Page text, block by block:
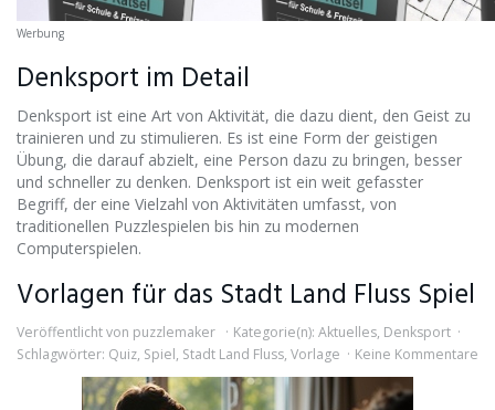
Werbung
Denksport im Detail
Denksport ist eine Art von Aktivität, die dazu dient, den Geist zu
trainieren und zu stimulieren. Es ist eine Form der geistigen
Übung, die darauf abzielt, eine Person dazu zu bringen, besser
und schneller zu denken. Denksport ist ein weit gefasster
Begriff, der eine Vielzahl von Aktivitäten umfasst, von
traditionellen Puzzlespielen bis hin zu modernen
Computerspielen.
Vorlagen für das Stadt Land Fluss Spiel
Veröffentlicht von puzzlemaker Kategorie(n): Aktuelles, Denksport
Schlagwörter: Quiz, Spiel, Stadt Land Fluss, Vorlage Keine Kommentare